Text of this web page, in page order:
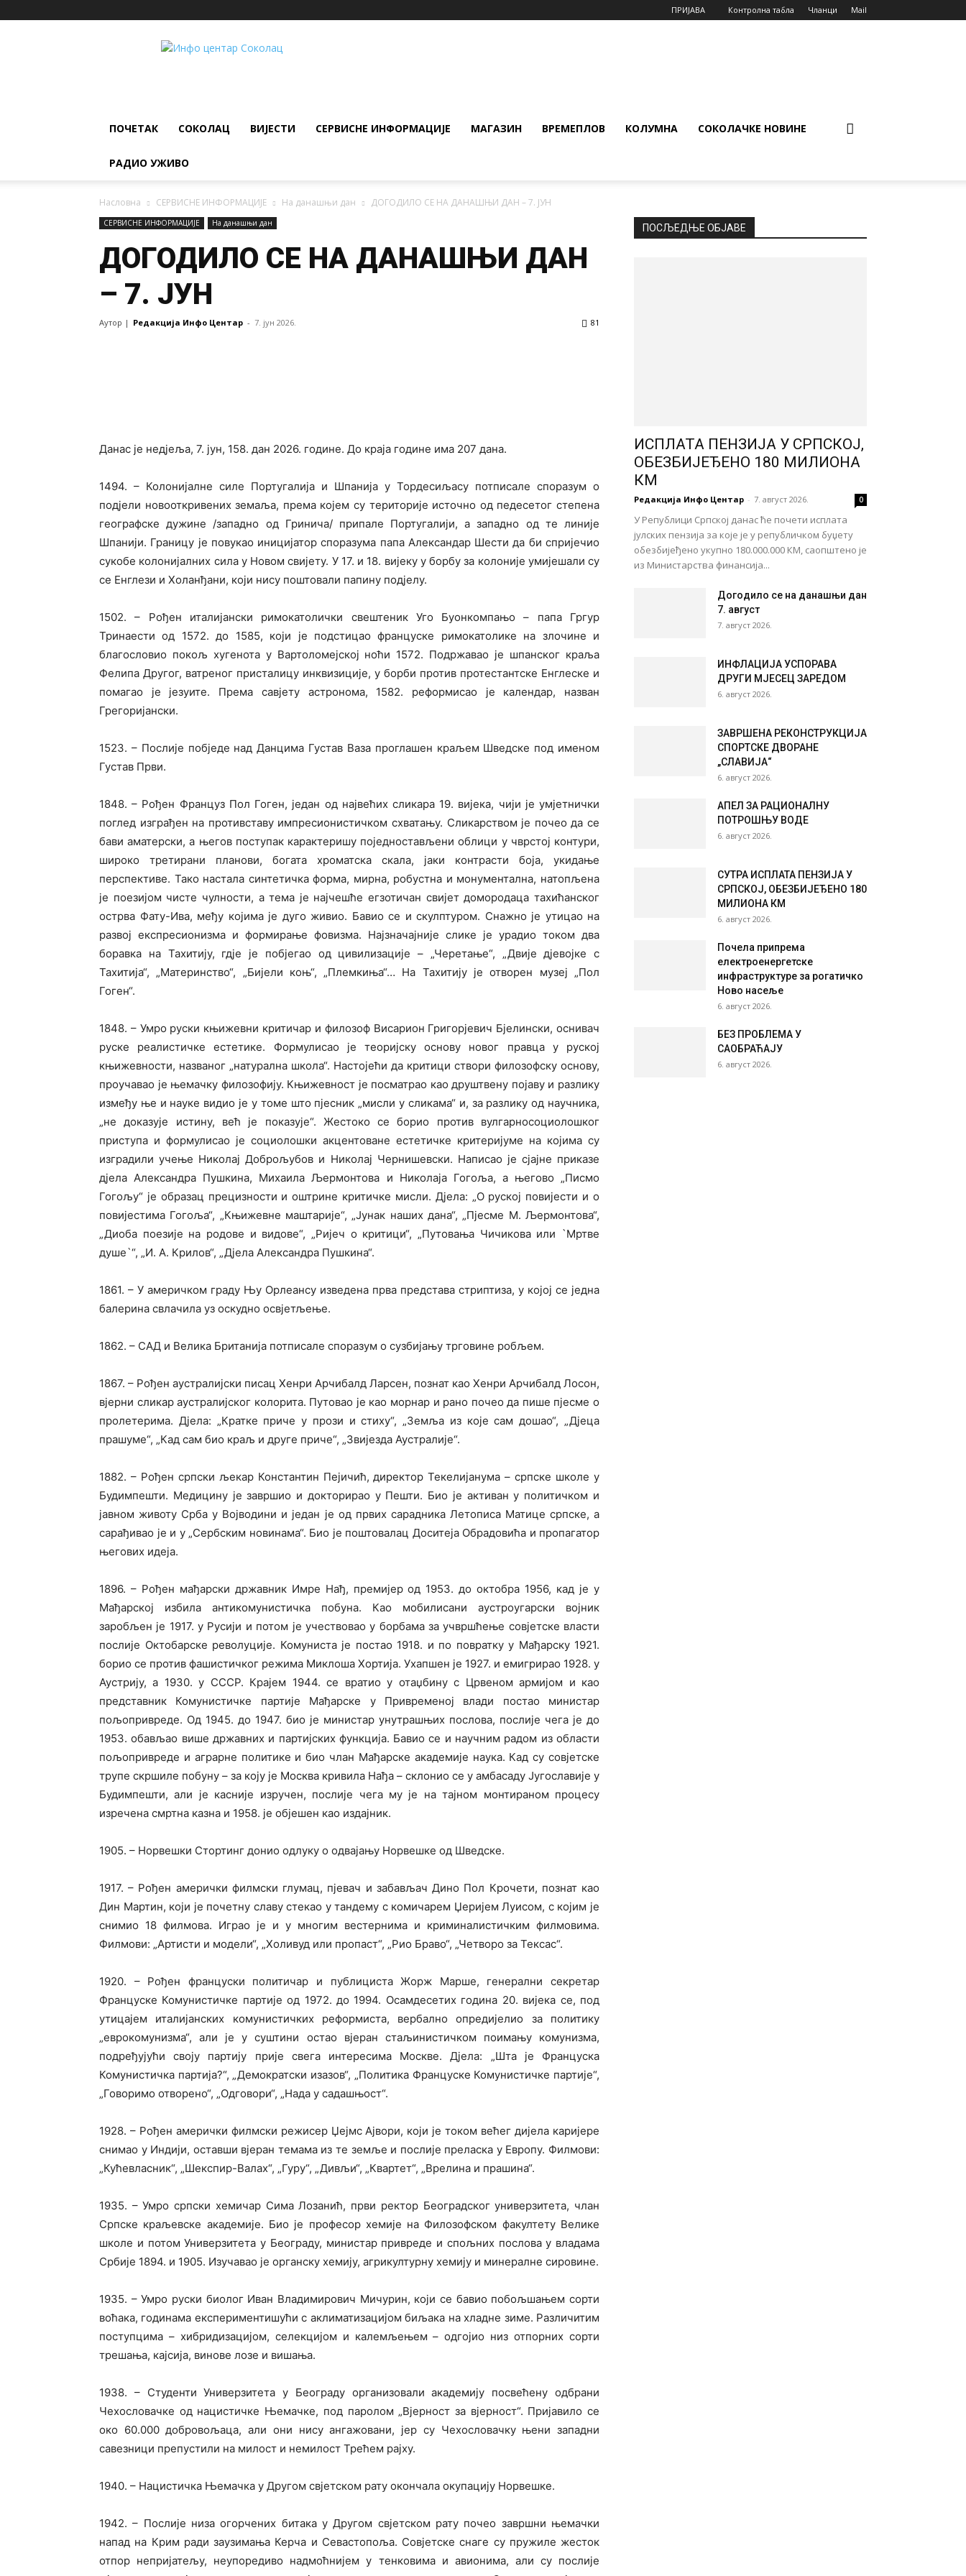
ПРИЈАВА Контролна табла Чланци Mail
ИНФО
ПОЧЕТАК СОКОЛАЦ ВИЈЕСТИ СЕРВИСНЕ ИНФОРМАЦИЈЕ МАГАЗИН ВРЕМЕПЛОВ КОЛУМНА СОКОЛАЧКЕ НОВИНЕ
РАДИО УЖИВО
Насловна СЕРВИСНЕ ИНФОРМАЦИЈЕ На данашњи дан ДОГОДИЛО СЕ НА ДАНАШЊИ ДАН – 7. ЈУН
СЕРВИСНЕ ИНФОРМАЦИЈЕ На данашњи дан
ДОГОДИЛО СЕ НА ДАНАШЊИ ДАН
– 7. ЈУН
Аутор | Редакција Инфо Центар - 7. јун 2026. 81
Данас је недјеља, 7. јун, 158. дан 2026. године. До краја године има 207 дана.
1494. – Колонијалне силе Португалија и Шпанија у Тордесиљасу потписале споразум о
подјели новооткривених земаља, према којем су територије источно од педесетог степена
географске дужине /западно од Гринича/ припале Португалији, а западно од те линије
Шпанији. Границу је повукао иницијатор споразума папа Александар Шести да би спријечио
сукобе колонијалних сила у Новом свијету. У 17. и 18. вијеку у борбу за колоније умијешали су
се Енглези и Холанђани, који нису поштовали папину подјелу.
1502. – Рођен италијански римокатолички свештеник Уго Буонкомпањо – папа Гргур
Тринаести од 1572. до 1585, који је подстицао француске римокатолике на злочине и
благословио покољ хугенота у Вартоломејској ноћи 1572. Подржавао је шпанског краља
Фелипа Другог, ватреног присталицу инквизиције, у борби против протестантске Енглеске и
помагао је језуите. Према савјету астронома, 1582. реформисао је календар, назван
Грегоријански.
1523. – Послије побједе над Данцима Густав Ваза проглашен краљем Шведске под именом
Густав Први.
1848. – Рођен Француз Пол Гоген, један од највећих сликара 19. вијека, чији је умјетнички
поглед изграђен на противставу импресионистичком схватању. Сликарством је почео да се
бави аматерски, а његов поступак карактеришу поједностављени облици у чврстој контури,
широко третирани планови, богата хроматска скала, јаки контрасти боја, укидање
перспективе. Тако настала синтетичка форма, мирна, робустна и монументална, натопљена
је поезијом чисте чулности, а тема је најчешће егзотичан свијет домородаца тахићанског
острва Фату-Ива, међу којима је дуго живио. Бавио се и скулптуром. Снажно је утицао на
развој експресионизма и формирање фовизма. Најзначајније слике је урадио током два
боравка на Тахитију, гдје је побјегао од цивилизације – „Черетање“, „Двије дјевојке с
Тахитија“, „Материнство“, „Бијели коњ“, „Племкиња“… На Тахитију је отворен музеј „Пол
Гоген“.
1848. – Умро руски књижевни критичар и филозоф Висарион Григорјевич Бјелински, оснивач
руске реалистичке естетике. Формулисао је теоријску основу новог правца у руској
књижевности, названог „натурална школа“. Настојећи да критици створи филозофску основу,
проучавао је њемачку филозофију. Књижевност је посматрао као друштвену појаву и разлику
између ње и науке видио је у томе што пјесник „мисли у сликама“ и, за разлику од научника,
„не доказује истину, већ је показује“. Жестоко се борио против вулгарносоциолошког
приступа и формулисао је социолошки акцентоване естетичке критеријуме на којима су
изградили учење Николај Доброљубов и Николај Чернишевски. Написао је сјајне приказе
дјела Александра Пушкина, Михаила Љермонтова и Николаја Гогоља, а његово „Писмо
Гогољу“ је образац прецизности и оштрине критичке мисли. Дјела: „О руској повијести и о
повијестима Гогоља“, „Књижевне маштарије“, „Јунак наших дана“, „Пјесме М. Љермонтова“,
„Диоба поезије на родове и видове“, „Ријеч о критици“, „Путовања Чичикова или `Мртве
душе`“, „И. А. Крилов“, „Дјела Александра Пушкина“.
1861. – У америчком граду Њу Орлеансу изведена прва представа стриптиза, у којој се једна
балерина свлачила уз оскудно освјетљење.
1862. – САД и Велика Британија потписале споразум о сузбијању трговине робљем.
1867. – Рођен аустралијски писац Хенри Арчибалд Ларсен, познат као Хенри Арчибалд Лосон,
вјерни сликар аустралијског колорита. Путовао је као морнар и рано почео да пише пјесме о
пролетерима. Дјела: „Кратке приче у прози и стиху“, „Земља из које сам дошао“, „Дјеца
прашуме“, „Кад сам био краљ и друге приче“, „Звијезда Аустралије“.
1882. – Рођен српски љекар Константин Пејичић, директор Текелијанума – српске школе у
Будимпешти. Медицину је завршио и докторирао у Пешти. Био је активан у политичком и
јавном животу Срба у Војводини и један је од првих сарадника Летописа Матице српске, а
сарађивао је и у „Сербским новинама“. Био је поштовалац Доситеја Обрадовића и пропагатор
његових идеја.
1896. – Рођен мађарски државник Имре Нађ, премијер од 1953. до октобра 1956, кад је у
Мађарској избила антикомунистичка побуна. Као мобилисани аустроугарски војник
заробљен је 1917. у Русији и потом је учествовао у борбама за учвршћење совјетске власти
послије Октобарске револуције. Комуниста је постао 1918. и по повратку у Мађарску 1921.
борио се против фашистичког режима Миклоша Хортија. Ухапшен је 1927. и емигрирао 1928. у
Аустрију, а 1930. у СССР. Крајем 1944. се вратио у отаџбину с Црвеном армијом и као
представник Комунистичке партије Мађарске у Привременој влади постао министар
пољопривреде. Од 1945. до 1947. био је министар унутрашњих послова, послије чега је до
1953. обављао више државних и партијских функција. Бавио се и научним радом из области
пољопривреде и аграрне политике и био члан Мађарске академије наука. Кад су совјетске
трупе скршиле побуну – за коју је Москва кривила Нађа – склонио се у амбасаду Југославије у
Будимпешти, али је касније изручен, послије чега му је на тајном монтираном процесу
изречена смртна казна и 1958. је објешен као издајник.
1905. – Норвешки Стортинг донио одлуку о одвајању Норвешке од Шведске.
1917. – Рођен амерички филмски глумац, пјевач и забављач Дино Пол Крочети, познат као
Дин Мартин, који је почетну славу стекао у тандему с комичарем Џеријем Луисом, с којим је
снимио 18 филмова. Играо је и у многим вестернима и криминалистичким филмовима.
Филмови: „Артисти и модели“, „Холивуд или пропаст“, „Рио Браво“, „Четворо за Тексас“.
1920. – Рођен француски политичар и публициста Жорж Марше, генерални секретар
Француске Комунистичке партије од 1972. до 1994. Осамдесетих година 20. вијека се, под
утицајем италијанских комунистичких реформиста, вербално опредијелио за политику
„еврокомунизма“, али је у суштини остао вјеран стаљинистичком поимању комунизма,
подређујући своју партију прије свега интересима Москве. Дјела: „Шта је Француска
Комунистичка партија?“, „Демократски изазов“, „Политика Француске Комунистичке партије“,
„Говоримо отворено“, „Одговори“, „Нада у садашњост“.
1928. – Рођен амерички филмски режисер Џејмс Ајвори, који је током већег дијела каријере
снимао у Индији, оставши вјеран темама из те земље и послије преласка у Европу. Филмови:
„Кућевласник“, „Шекспир-Валах“, „Гуру“, „Дивљи“, „Квартет“, „Врелина и прашина“.
1935. – Умро српски хемичар Сима Лозанић, први ректор Београдског универзитета, члан
Српске краљевске академије. Био је професор хемије на Филозофском факултету Велике
школе и потом Универзитета у Београду, министар привреде и спољних послова у владама
Србије 1894. и 1905. Изучавао је органску хемију, агрикултурну хемију и минералне сировине.
1935. – Умро руски биолог Иван Владимирович Мичурин, који се бавио побољшањем сорти
воћака, годинама експериментишући с аклиматизацијом биљака на хладне зиме. Различитим
поступцима – хибридизацијом, селекцијом и калемљењем – одгојио низ отпорних сорти
трешања, кајсија, винове лозе и вишања.
1938. – Студенти Универзитета у Београду организовали академију посвећену одбрани
Чехословачке од нацистичке Њемачке, под паролом „Вјерност за вјерност“. Пријавило се
око 60.000 добровољаца, али они нису ангажовани, јер су Чехословачку њени западни
савезници препустили на милост и немилост Трећем рајху.
1940. – Нацистичка Њемачка у Другом свјетском рату окончала окупацију Норвешке.
1942. – Послије низа огорчених битака у Другом свјетском рату почео завршни њемачки
напад на Крим ради заузимања Керча и Севастопоља. Совјетске снаге су пружиле жесток
отпор непријатељу, неупоредиво надмоћнијем у тенковима и авионима, али су послије
ПОСЉЕДЊЕ ОБЈАВЕ
ИСПЛАТА ПЕНЗИЈА У СРПСКОЈ,
ОБЕЗБИЈЕЂЕНО 180 МИЛИОНА
КМ
Редакција Инфо Центар - 7. август 2026. 0
У Републици Српској данас ће почети исплата
јулских пензија за које је у републичком буџету
обезбијеђено укупно 180.000.000 КМ, саопштено је
из Министарства финансија...
Догодило се на данашњи дан
7. август
7. август 2026.
ИНФЛАЦИЈА УСПОРАВА
ДРУГИ МЈЕСЕЦ ЗАРЕДОМ
6. август 2026.
ЗАВРШЕНА РЕКОНСТРУКЦИЈА
СПОРТСКЕ ДВОРАНЕ
„СЛАВИЈА“
6. август 2026.
АПЕЛ ЗА РАЦИОНАЛНУ
ПОТРОШЊУ ВОДЕ
6. август 2026.
СУТРА ИСПЛАТА ПЕНЗИЈА У
СРПСКОЈ, ОБЕЗБИЈЕЂЕНО 180
МИЛИОНА КМ
6. август 2026.
Почела припрема
електроенергетске
инфраструктуре за рогатичко
Ново насеље
6. август 2026.
БЕЗ ПРОБЛЕМА У
САОБРАЋАЈУ
6. август 2026.